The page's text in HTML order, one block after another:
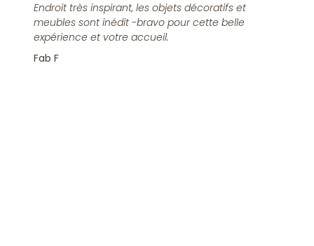
Endroit très inspirant, les objets décoratifs et
meubles sont inédit -bravo pour cette belle
expérience et votre accueil.
Fab F